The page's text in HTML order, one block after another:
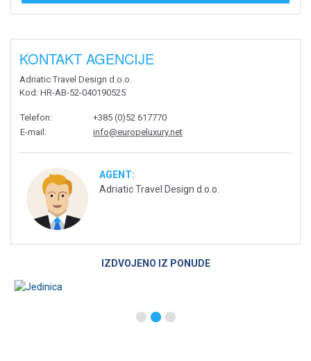
KONTAKT AGENCIJE
Adriatic Travel Design d.o.o.
Kod : HR-AB-52-040190525
Telefon:
+385 (0)52 617770
E-mail : info@europeluxury.net
AGENT:
Adriatic Travel Design d.o.o.
IZDVOJENO IZ PONUDE